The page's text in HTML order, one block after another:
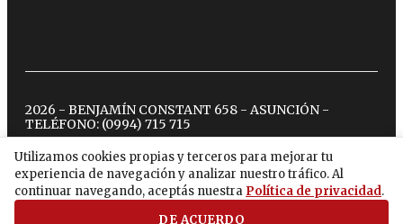
Utilizamos cookies propias y terceros para mejorar tu
experiencia de navegación y analizar nuestro tráfico. Al
continuar navegando, aceptás nuestra Política de privacidad.
DE ACUERDO
2026 - BENJAMÍN CONSTANT 658 - ASUNCIÓN -
TELÉFONO: (0994) 715 715
twitterinstagram
facebook
tiktokyoutubespotify